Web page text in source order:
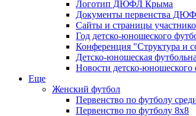
Логотип ДЮФЛ Крыма
Документы первенства
Сайты и страницы
Год детско-юношеского
Конференция "Структура и
Детско-юношеская
Новости детско-юношеского
Еще
Женский футбол
Первенство по футболу
Первенство по футболу 8х8